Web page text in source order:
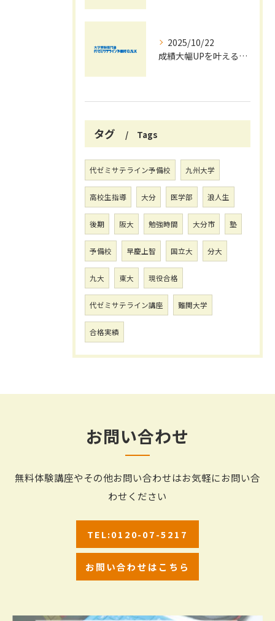
2025/10/22
成績大幅UPを叶える秋の効率学習法
タグ Tags
代ゼミサテライン予備校 九州大学
高校生指導 大分 医学部 浪人生
後期 阪大 勉強時間 大分市 塾
予備校 早慶上智 国立大 分大
九大 東大 現役合格
代ゼミサテライン講座 難関大学
合格実績
お問い合わせ
無料体験講座やその他お問い合わせはお気軽にお問い合
わせください
TEL:0120-07-5217
お問い合わせはこちら